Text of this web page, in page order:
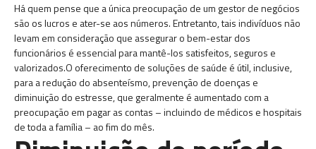
Há quem pense que a única preocupação de um gestor de negócios
são os lucros e ater-se aos números. Entretanto, tais indivíduos não
levam em consideração que assegurar o bem-estar dos
funcionários é essencial para mantê-los satisfeitos, seguros e
valorizados.O oferecimento de soluções de saúde é útil, inclusive,
para a redução do absenteísmo, prevenção de doenças e
diminuição do estresse, que geralmente é aumentado com a
preocupação em pagar as contas – incluindo de médicos e hospitais
de toda a família – ao fim do mês.